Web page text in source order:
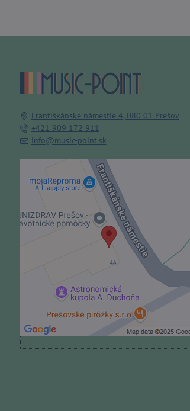
Františkánske námestie 4, 080 01 Prešov
+421 909 172 911
info@music-point.sk
Externý obsah je blokovaný
Voľbami súkromia
Prajete si načítať externý obsah?
Povoliť tentokrát
Povoliť a zapamätať - súhlas s
druhom cookie: Funkčné
Otvoriť obsah v novom okne